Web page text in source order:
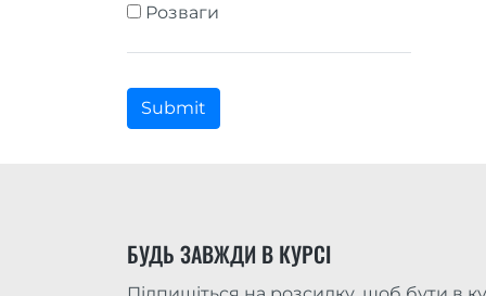
Розваги
Submit
БУДЬ ЗАВЖДИ В КУРСІ